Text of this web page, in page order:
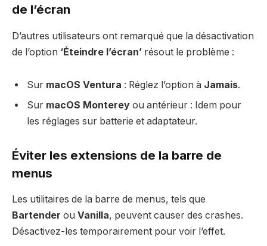
de l’écran
D’autres utilisateurs ont remarqué que la désactivation
de l’option ‘Éteindre l’écran’ résout le problème :
Sur macOS Ventura : Réglez l’option à Jamais.
Sur macOS Monterey ou antérieur : Idem pour
les réglages sur batterie et adaptateur.
Éviter les extensions de la barre de
menus
Les utilitaires de la barre de menus, tels que
Bartender ou Vanilla, peuvent causer des crashes.
Désactivez-les temporairement pour voir l’effet.